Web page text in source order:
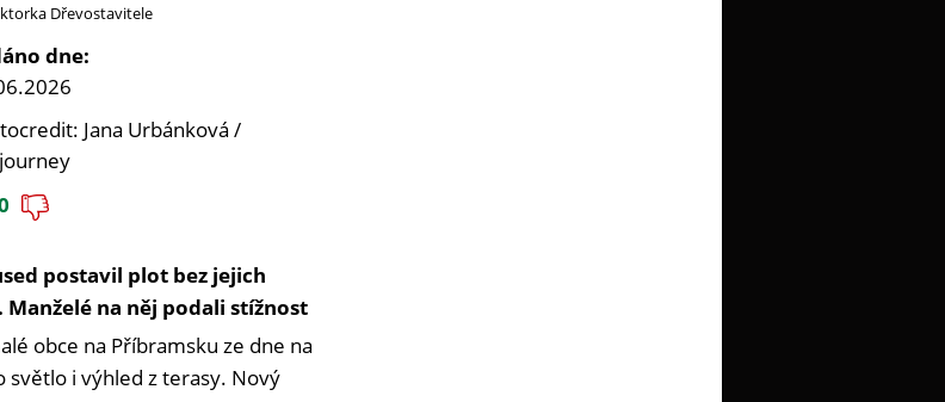
Dřevostavitele
dne:
Jana Urbánková /
postavil plot bez jejich
Manželé na něj podali stížnost
obce na Příbramsku ze dne na
světlo i výhled z terasy. Nový